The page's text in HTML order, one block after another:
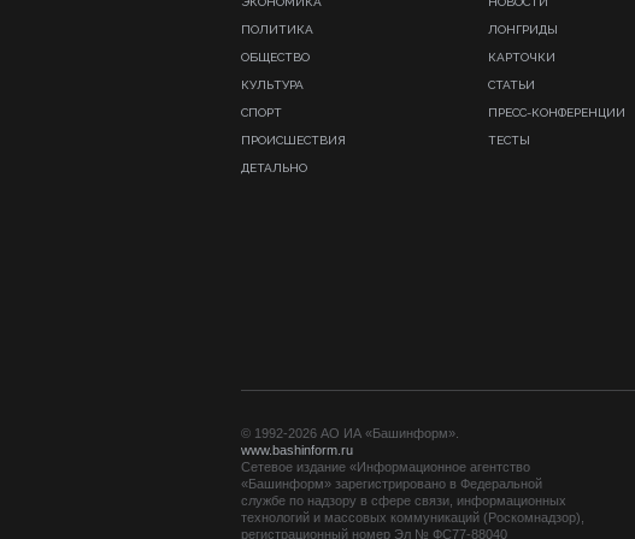
ПОЛИТИКА
ОБЩЕСТВО
КУЛЬТУРА
СПОРТ
ПРОИСШЕСТВИЯ
ДЕТАЛЬНО
ЛОНГРИДЫ
КАРТОЧКИ
СТАТЬИ
ПРЕСС-КОНФЕРЕНЦИИ
ТЕСТЫ
© 1992-2026 АО ИА «Башинформ».
www.bashinform.ru
Сетевое издание «Информационное агентство
«Башинформ» зарегистрировано в Федеральной
службе по надзору в сфере связи, информационных
технологий и массовых коммуникаций (Роскомнадзор),
регистрационный номер Эл № ФС77-88040